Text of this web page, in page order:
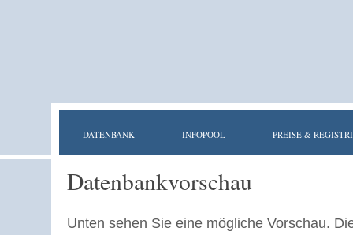
DATENBANK INFOPOOL PREISE &
Datenbankvorschau
Unten sehen Sie eine mögliche Vorschau.